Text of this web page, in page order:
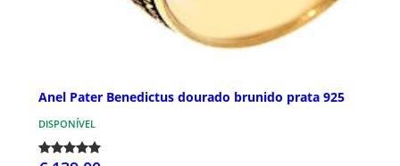
Anel Pater Benedictus dourado brunido prata 925
DISPONÍVEL